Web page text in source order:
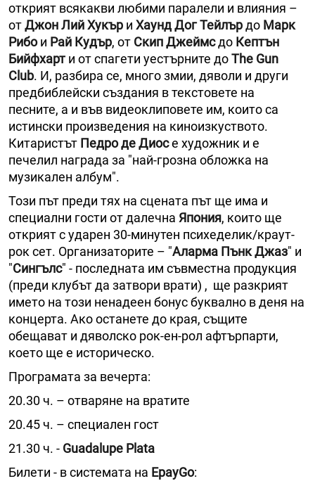
открият всякакви любими паралели и влияния –
отДжон Лий Хукър и Хаунд Дог Тейлърдо Марк
Рибои Рай Кудър, от Скип Джеймсдо Кептън
Бийфхарт и от спагети уестърните доThe Gun
Club. И, разбира се, много змии, дяволи и други
предбиблейски създания в текстовете на
песните, а и във видеоклиповете им, които са
истински произведения на киноизкуството.
Китаристът Педро де Диосе художник и е
печелил награда за "най-грозна обложка на
музикален албум".
Този път преди тях на сцената път ще има и
специални гости от далечна Япония, които ще
открият с ударен 30-минутен психеделик/краут-
рок сет. Организаторите – "Аларма Пънк Джаз" и
"Сингълс" - последната им съвместна продукция
(преди клубът да затвори врати) , ще разкрият
името на този ненадеен бонус буквално в деня на
концерта. Ако останете до края, същите
обещават и дяволско рок-ен-рол афтърпарти,
което ще е историческо.
Програмата за вечерта:
20.30 ч. – отваряне на вратите
20.45 ч. – специален гост
21.30 ч. - Guadalupe Plata
Билети - в системата на EpayGo: